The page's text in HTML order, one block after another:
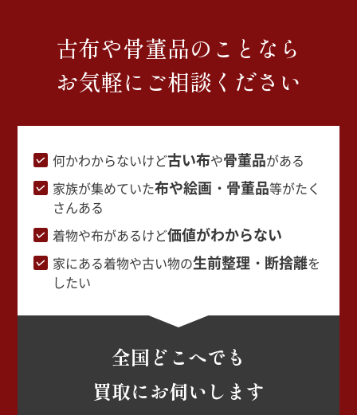
古布や骨董品のことなら
お気軽にご相談ください
何かわからないけど古い布や骨董品がある
家族が集めていた布や絵画・骨董品等がたく
さんある
着物や布があるけど価値がわからない
家にある着物や古い物の生前整理・断捨離を
したい
全国どこへでも
買取にお伺いします